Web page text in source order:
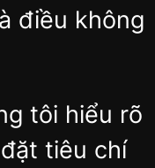
điều không
tôi hiểu rõ
tiêu chí